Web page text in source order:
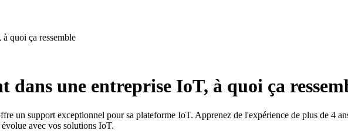
quoi ça ressemble
dans une entreprise IoT, à quoi ça
un support exceptionnel pour sa plateforme IoT. Apprenez de l'expérience de plus de 4
avec vos solutions IoT.